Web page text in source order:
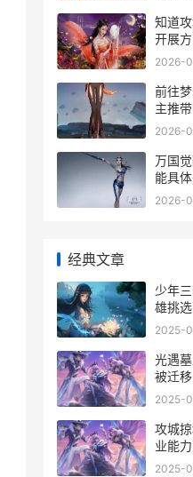
知道
开展
v4多
2026-
前往
主推
西游
2026-
万国
能具
拉约值
2026-
经典文章
少年
雄挑
国志
2025-
光遇
被迁
2025-
攻城
业能
攻城
2025-